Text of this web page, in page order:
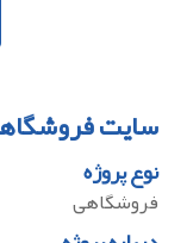
سایت
نوع پروژه
فروشگاهی